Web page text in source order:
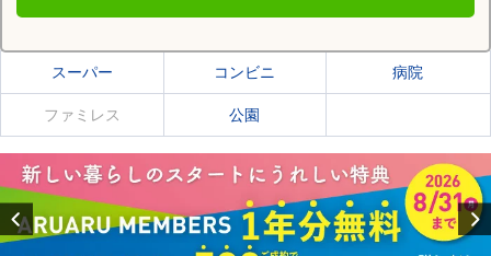
上川郡美瑛町の施設一覧
スーパー コンビニ 病院
ファミレス 公園
Previous